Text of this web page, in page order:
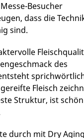
Besucher
dass die
sind.
des
Fleisch
Struktur, ist schön
durch mit Dry Aging